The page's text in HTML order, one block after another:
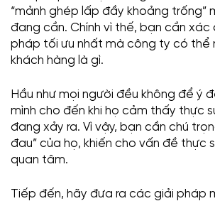
“mảnh ghép lấp đầy khoảng trống”
đang cần. Chính vì thế, bạn cần xác
pháp tối ưu nhất mà công ty có thể
khách hàng là gì.
Hầu như mọi người đều không để ý
mình cho đến khi họ cảm thấy thực
đang xảy ra. Vì vậy, bạn cần chú
đau” của họ, khiến cho vấn đề thực
quan tâm.
Tiếp đến, hãy đưa ra các giải pháp